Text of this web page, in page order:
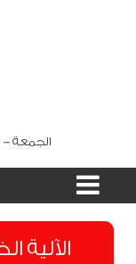
الجمعة - 22 صفر 1448 هـ , 07 أغسطس 2026 م
الآلية